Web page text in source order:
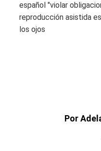
español "violar
reproducción asistida
los ojos
Por